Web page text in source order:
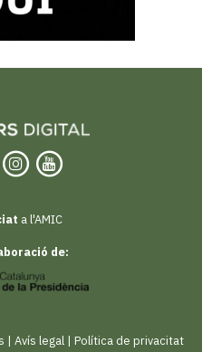
a l'AMIC
de:
| Avís legal| Política de privacitat